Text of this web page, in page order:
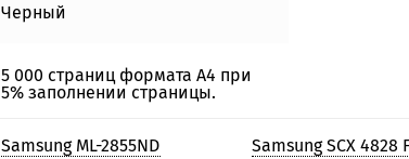
Черный
5 000 страниц формата А4 при
5% заполнении страницы.
Samsung ML-2855ND
Samsung SCX 4828